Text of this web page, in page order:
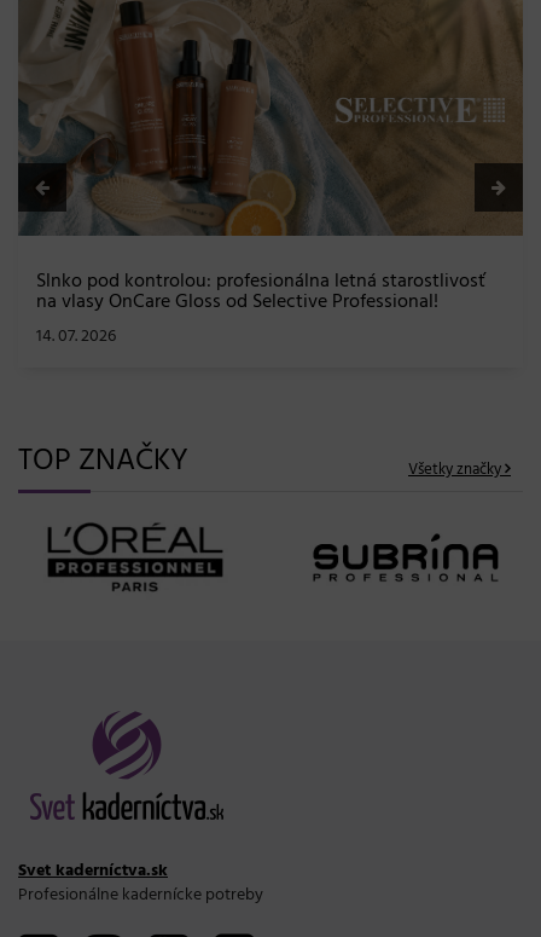
BLONDME prichádza s novou érou blond:
efekt a maximálna starostlivosť bez
08. 06. 2026
TOP ZNAČKY Všetky značky
Svet kaderníctva.sk
Profesionálne kadernícke potreby